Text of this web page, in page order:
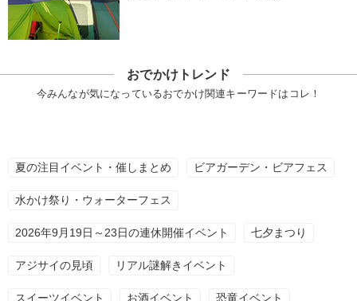
おでかけトレンド
今みんなが気になっているおでかけ関連キーワードはコレ！
夏の注目イベント・催しまとめ ビアガーデン・ビアフェス
水かけ祭り・ウォーターフェス
2026年9月19日～23日の連休開催イベント 七夕まつり
アジサイの見頃 リアル謎解きイベント
スイーツイベント お酒イベント 恐竜イベント